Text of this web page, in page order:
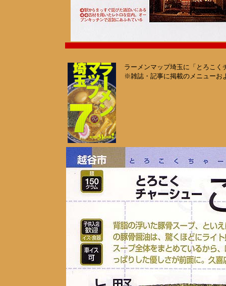
ラーメンマップ埼玉に「とろこ
※雑誌・記事に掲載のメニューお